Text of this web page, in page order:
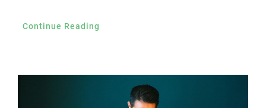
Continue Reading